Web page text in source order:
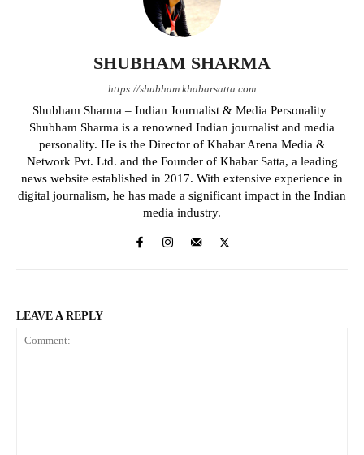
SHUBHAM SHARMA
https://shubham.khabarsatta.com
Shubham Sharma – Indian Journalist & Media Personality |
Shubham Sharma is a renowned Indian journalist and media
personality. He is the Director of Khabar Arena Media &
Network Pvt. Ltd. and the Founder of Khabar Satta, a leading
news website established in 2017. With extensive experience in
digital journalism, he has made a significant impact in the Indian
media industry.
LEAVE A REPLY